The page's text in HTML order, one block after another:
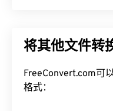
打开 3GP 的最佳应
然 3GP 是为移动设
数操作系统上都可以
此非常适合语音录制
如何打开 AMR
将其他文件转
FreeConvert.com可
格式：